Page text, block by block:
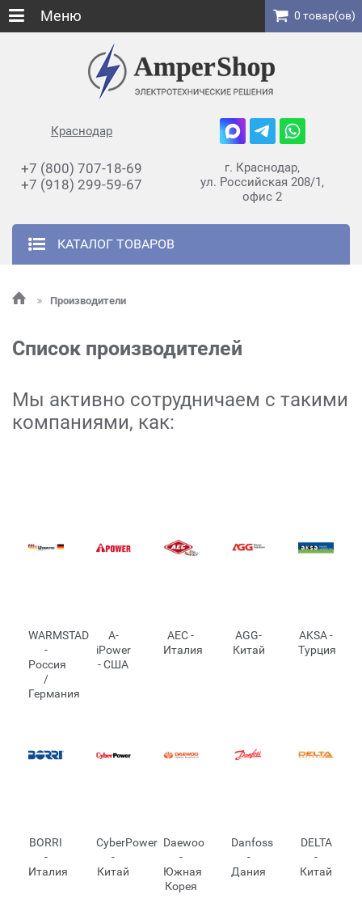
Краснодар
+7 (800) 707-18-69
+7 (918) 299-59-67
г. Краснодар,
ул. Российская 208/1,
офис 2
КАТАЛОГ ТОВАРОВ
Меню 0 товар(ов)
Производители
Список производителей
Мы активно сотрудничаем с такими
компаниями, как:
WARMSTAD
-
Россия
/
Германия
A-
iPower
- США
AEC -
Италия
AGG-
Китай
AKSA -
Турция
BORRI
-
Италия
CyberPower
-
Китай
Daewoo
-
Южная
Корея
Danfoss
-
Дания
DELTA
-
Китай